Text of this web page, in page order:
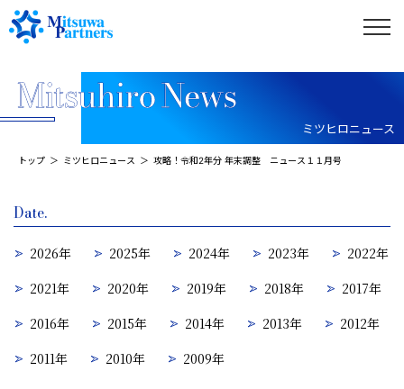
ミツヒロニュース
トップ ミツヒロニュース 攻略！令和2年分 年末調整 ニュース１１月号
Date.
2026年 2025年 2024年 2023年
2022年
2021年
2020年 2019年 2018年
2017年
2016年
2015年 2014年 2013年
2012年
2011年
2010年 2009年